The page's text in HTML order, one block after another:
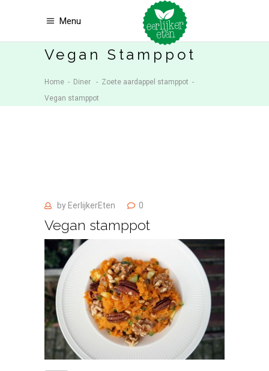
Menu
Vegan Stamppot
Home - Diner - Zoete aardappel stamppot -
Vegan stamppot
by EerlijkerEten 0
Vegan stamppot